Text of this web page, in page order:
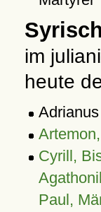
im
heute
Adrianus
Cyrill,
Paul,